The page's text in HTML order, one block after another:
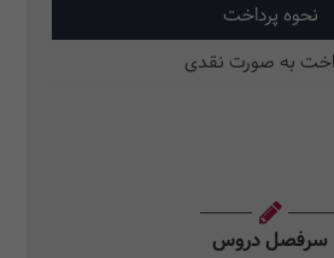
نحوه پرداخت
به صورت نقدی
سرفصل دروس